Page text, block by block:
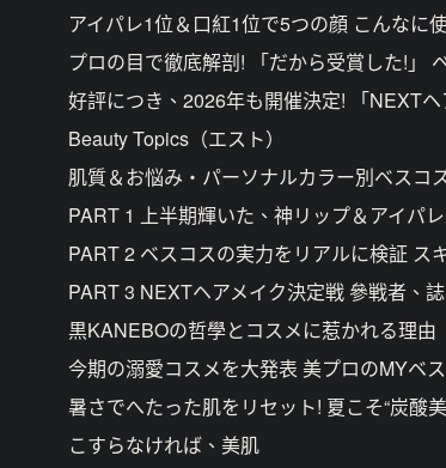
アイパレ1位＆口紅1位で5つの顔 こんなに
プロの目で徹底解剖! 「だから受賞した!」
好評につき、2026年も開催決定! 「NEXT
Beauty Topics（エスト）
肌質＆お悩み・パーソナルカラー別ベスコ
PART 1 上半期輝いた、神リップ＆アイパ
PART 2 ベスコスの実力をリアルに検証 ス
PART 3 NEXTヘアメイク決定戦 參戦者、
黒KANEBOの哲學とコスメに惹かれる理由
今期の溺愛コスメを大発表 美プロのMYベ
暑さでへたった肌をリセット! 夏こそ“炭酸
こすらなければ、美肌